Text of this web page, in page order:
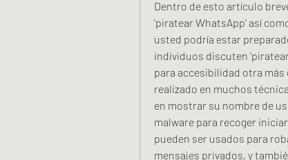
Dentro de esto artículo
'piratear WhatsApp' así
usted podría estar
individuos discuten
para accesibilidad otra
realizado en muchos
en mostrar su nombre de
malware para recoger
pueden ser usados para
mensajes privados, y